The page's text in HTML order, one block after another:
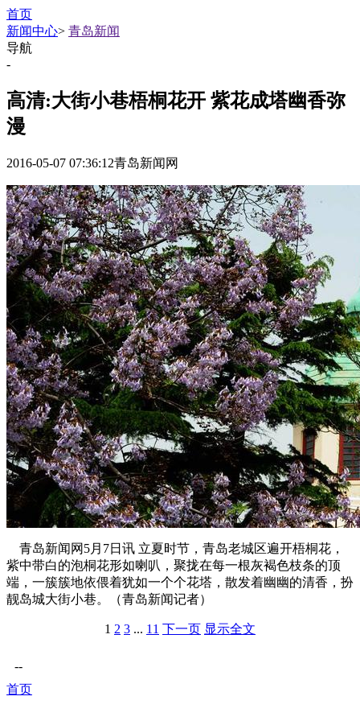
首页
新闻中心> 青岛新闻
导航
-
高清:大街小巷梧桐花开 紫花成塔幽香弥
漫
2016-05-07 07:36:12青岛新闻网
青岛新闻网5月7日讯 立夏时节，青岛老城区遍开梧桐花，
紫中带白的泡桐花形如喇叭，聚拢在每一根灰褐色枝条的顶
端，一簇簇地依偎着犹如一个个花塔，散发着幽幽的清香，扮
靓岛城大街小巷。（青岛新闻记者）
1 2 3 ... 11 下一页 显示全文
--
首页